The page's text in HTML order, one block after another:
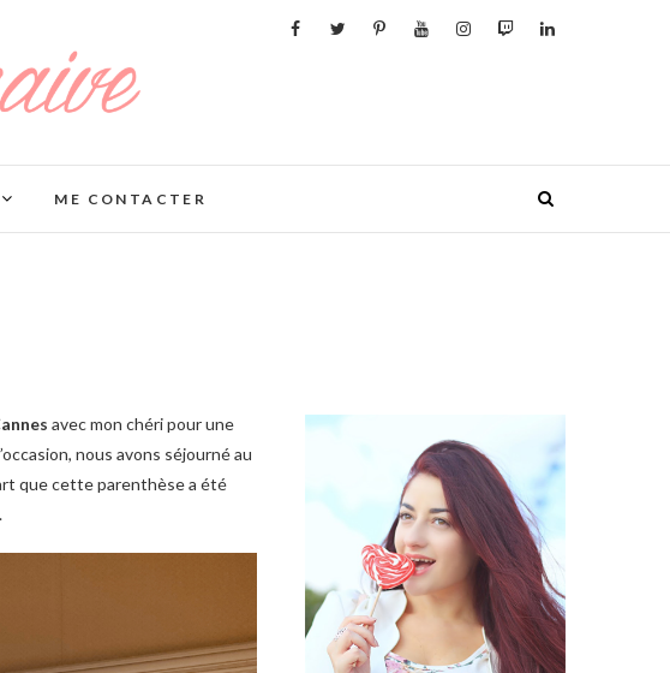
ME CONTACTER
avec mon chéri pour une
nous avons séjourné au
que cette parenthèse a été